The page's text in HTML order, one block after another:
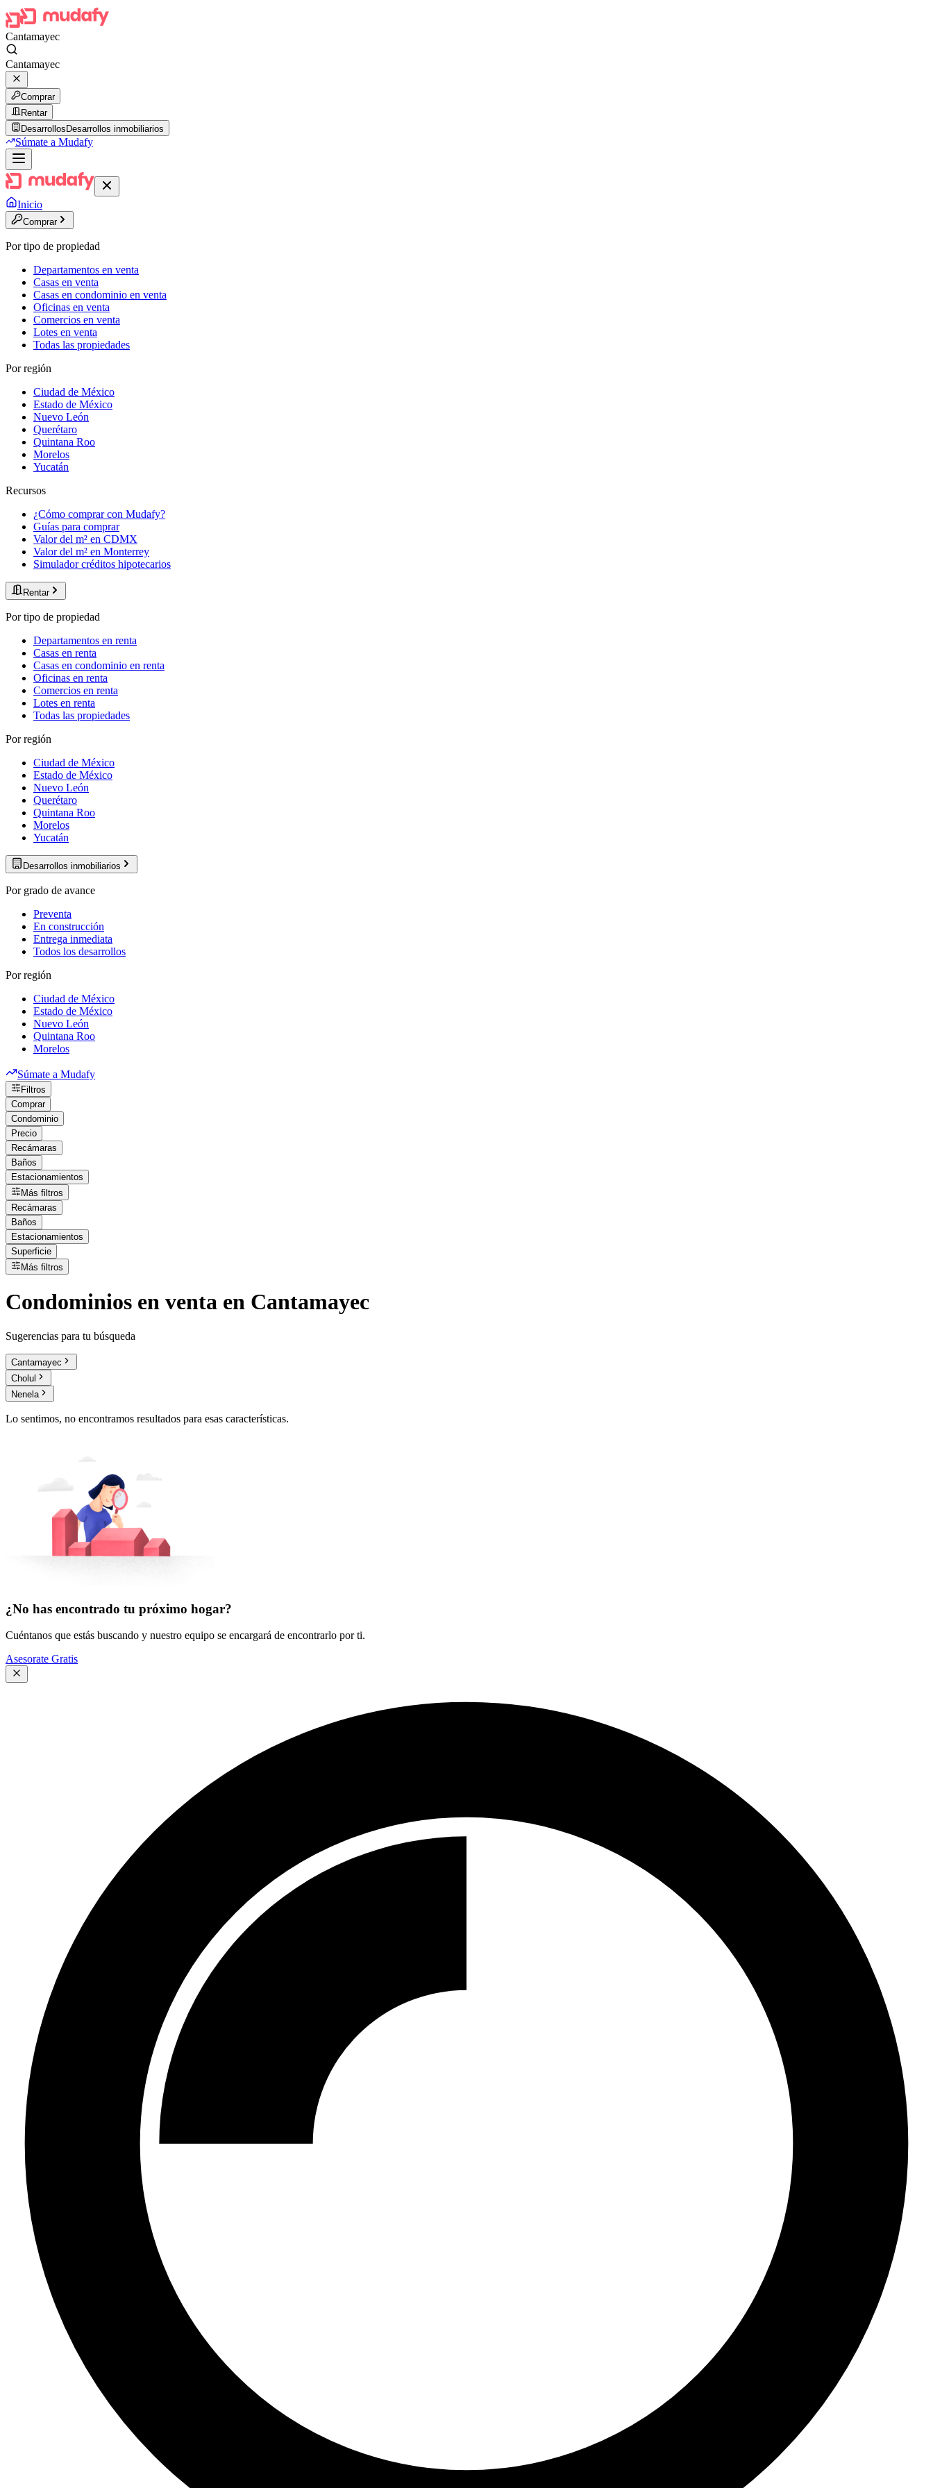
Cantamayec
Cantamayec
Comprar
Rentar
Desarrollos Desarrollos inmobiliarios
Súmate a Mudafy
Inicio
Comprar
Por tipo de propiedad
Departamentos en venta
Casas en venta
Casas en condominio en venta
Oficinas en venta
Comercios en venta
Lotes en venta
Todas las propiedades
Por región
Ciudad de México
Estado de México
Nuevo León
Querétaro
Quintana Roo
Morelos
Yucatán
Recursos
¿Cómo comprar con Mudafy?
Guías para comprar
Valor del m² en CDMX
Valor del m² en Monterrey
Simulador créditos hipotecarios
Rentar
Por tipo de propiedad
Departamentos en renta
Casas en renta
Casas en condominio en renta
Oficinas en renta
Comercios en renta
Lotes en renta
Todas las propiedades
Por región
Ciudad de México
Estado de México
Nuevo León
Querétaro
Quintana Roo
Morelos
Yucatán
Desarrollos inmobiliarios
Por grado de avance
Preventa
En construcción
Entrega inmediata
Todos los desarrollos
Por región
Ciudad de México
Estado de México
Nuevo León
Quintana Roo
Morelos
Súmate a Mudafy
Filtros
Comprar
Condominio
Precio
Recámaras
Baños
Estacionamientos
Más filtros
Recámaras
Baños
Estacionamientos
Superficie
Más filtros
Condominios en venta en Cantamayec
Sugerencias para tu búsqueda
Cantamayec
Cholul
Nenela
Lo sentimos, no encontramos resultados para esas características.
¿No has encontrado tu próximo hogar?
Cuéntanos que estás buscando y nuestro equipo se encargará de encontrarlo por ti.
Asesorate Gratis